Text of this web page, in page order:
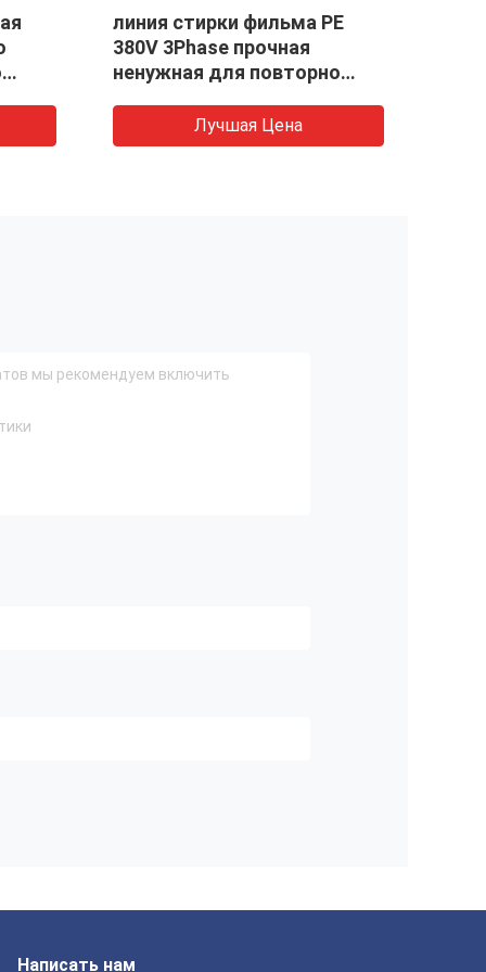
линия стирки фильма PE
380V 3Phase прочная
ненужная для повторно
полиэтиленовой пленки
Лучшая Цена
Написать нам